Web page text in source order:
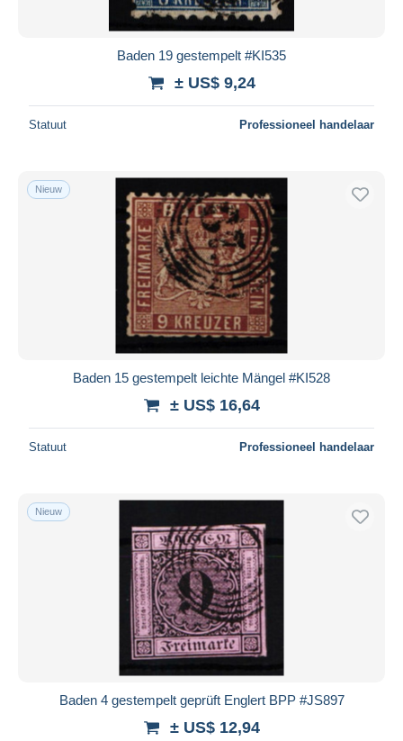
Baden 19 gestempelt #KI535
± US$ 9,24
Statuut Professioneel handelaar
Nieuw
Baden 15 gestempelt leichte Mängel #KI528
± US$ 16,64
Statuut Professioneel handelaar
Nieuw
Baden 4 gestempelt geprüft Englert BPP #JS897
± US$ 12,94